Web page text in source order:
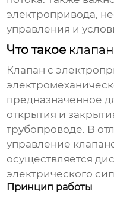
электропривода,
управления и
Что такое
Клапан с
предназначенное
открытия и
трубопроводе. В
управление
осуществляется
электрического
Принцип работы